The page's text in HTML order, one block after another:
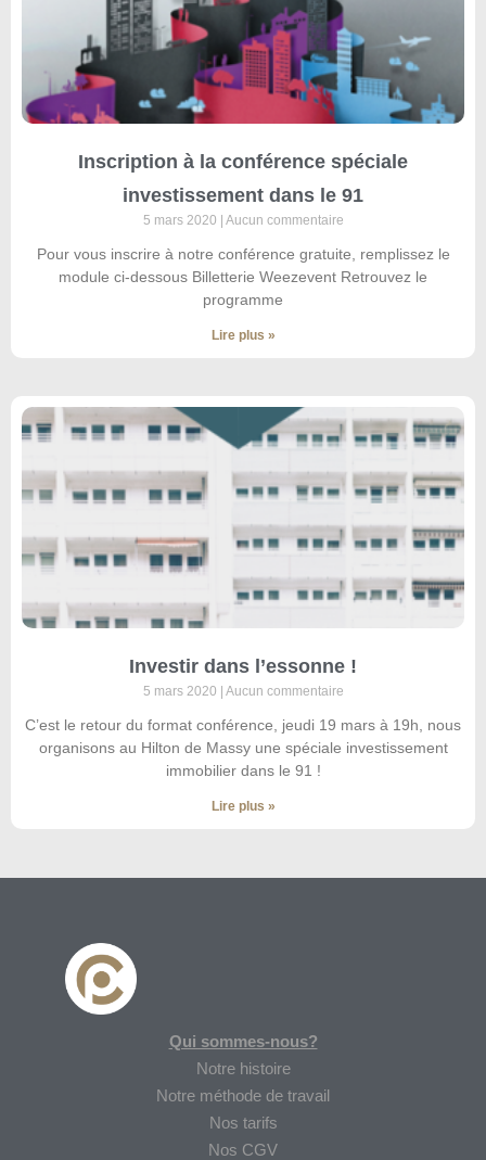
Inscription à la conférence spéciale
investissement dans le 91
5 mars 2020 Aucun commentaire
Pour vous inscrire à notre conférence gratuite, remplissez le
module ci-dessous Billetterie Weezevent Retrouvez le
programme
Lire plus »
Investir dans l’essonne !
5 mars 2020 Aucun commentaire
C’est le retour du format conférence, jeudi 19 mars à 19h, nous
organisons au Hilton de Massy une spéciale investissement
immobilier dans le 91 !
Lire plus »
Qui sommes-nous?
Notre histoire
Notre méthode de travail
Nos tarifs
Nos CGV